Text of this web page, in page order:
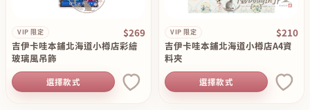
VIP 限定 $269
吉伊卡哇本鋪北海道小樽店彩繪
玻璃風吊飾
選擇款式
VIP 限定 $210
吉伊卡哇本鋪北海道小樽店A4資
料夾
選擇款式